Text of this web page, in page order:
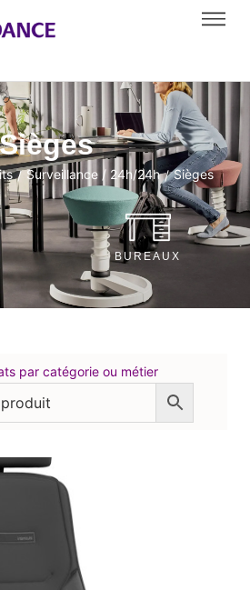
Sièges
/ Surveillance / 24h/24h / Sièges
BUREAUX
par catégorie ou métier